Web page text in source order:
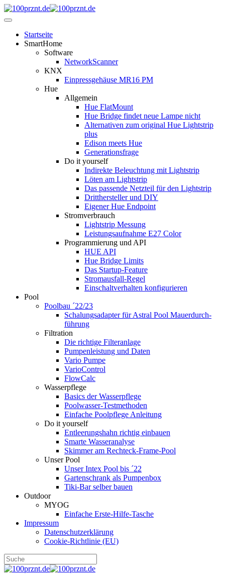
Startseite
SmartHome
Software
NetworkScanner
KNX
Einpressgehäuse MR16 PM
Hue
Allgemein
Hue FlatMount
Hue Bridge findet neue Lampe nicht
Alternativen zum original Hue Lightstrip
plus
Edison meets Hue
Generationsfrage
Do it yourself
Indirekte Beleuchtung mit Lightstrip
Löten am Lightstrip
Das passende Netzteil für den Lightstrip
Dritthersteller und DIY
Eigener Hue Endpoint
Stromverbrauch
Lightstrip Messung
Leistungsaufnahme E27 Color
Programmierung und API
HUE API
Hue Bridge Limits
Das Startup-Feature
Stromausfall-Regel
Einschaltverhalten konfigurieren
Pool
Poolbau ´22/23
Schalungs­adapter für Astral Pool Mauer­durch­
führung
Filtration
Die richtige Filter­anlage
Pumpenleistung und Daten
Vario Pumpe
Vario­Control
FlowCalc
Wasserpflege
Basics der Wasserpflege
Poolwasser-Testmethoden
Einfache Poolpflege Anleitung
Do it yourself
Ent­leerungs­hahn richtig einbauen
Smarte Wasseranalyse
Skimmer am Rechteck-Frame-Pool
Unser Pool
Unser Intex Pool bis ´22
Gartenschrank als Pumpenbox
Tiki-Bar selber bauen
Outdoor
MYOG
Einfache Erste-Hilfe-Tasche
Impressum
Datenschutzerklärung
Cookie-Richtlinie (EU)